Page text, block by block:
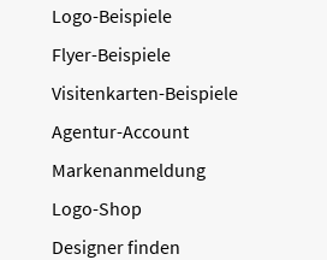
Logo-Beispiele
Flyer-Beispiele
Visitenkarten-Beispiele
Agentur-Account
Markenanmeldung
Logo-Shop
Designer finden